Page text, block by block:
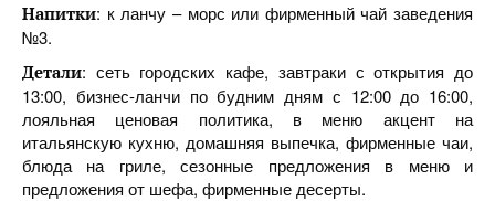
Напитки: к ланчу – морс или фирменный чай заведения
№3.
Детали: сеть городских кафе, завтраки с открытия до
13:00, бизнес-ланчи по будним дням с 12:00 до 16:00,
лояльная ценовая политика, в меню акцент на
итальянскую кухню, домашняя выпечка, фирменные чаи,
блюда на гриле, сезонные предложения в меню и
предложения от шефа, фирменные десерты.